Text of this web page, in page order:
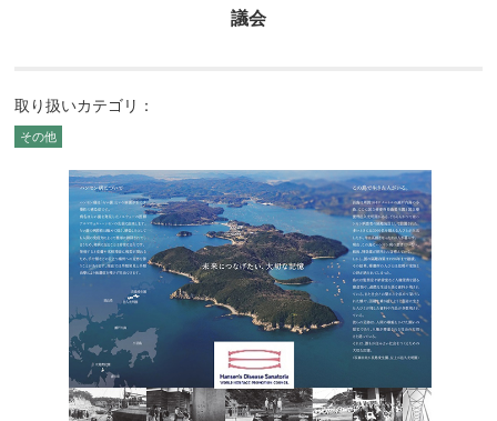
議会
取り扱いカテゴリ：
その他